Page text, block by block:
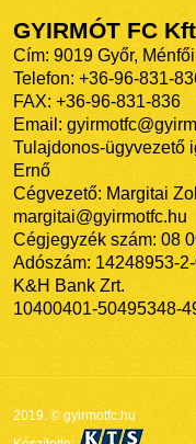
GYIRMÓT FC
Cím: 9019 Győr,
Telefon: +36-96-831-
FAX: +36-96-831-836
Email:
Tulajdonos-ügyvezető
Ernő
Cégvezető: Margitai
margitai@gyirmotfc.hu
Cégjegyzék szám: 08
Adószám: 14248953-
K&H Bank Zrt.
10400401-50495348-
2019. © gyirmotfc.hu